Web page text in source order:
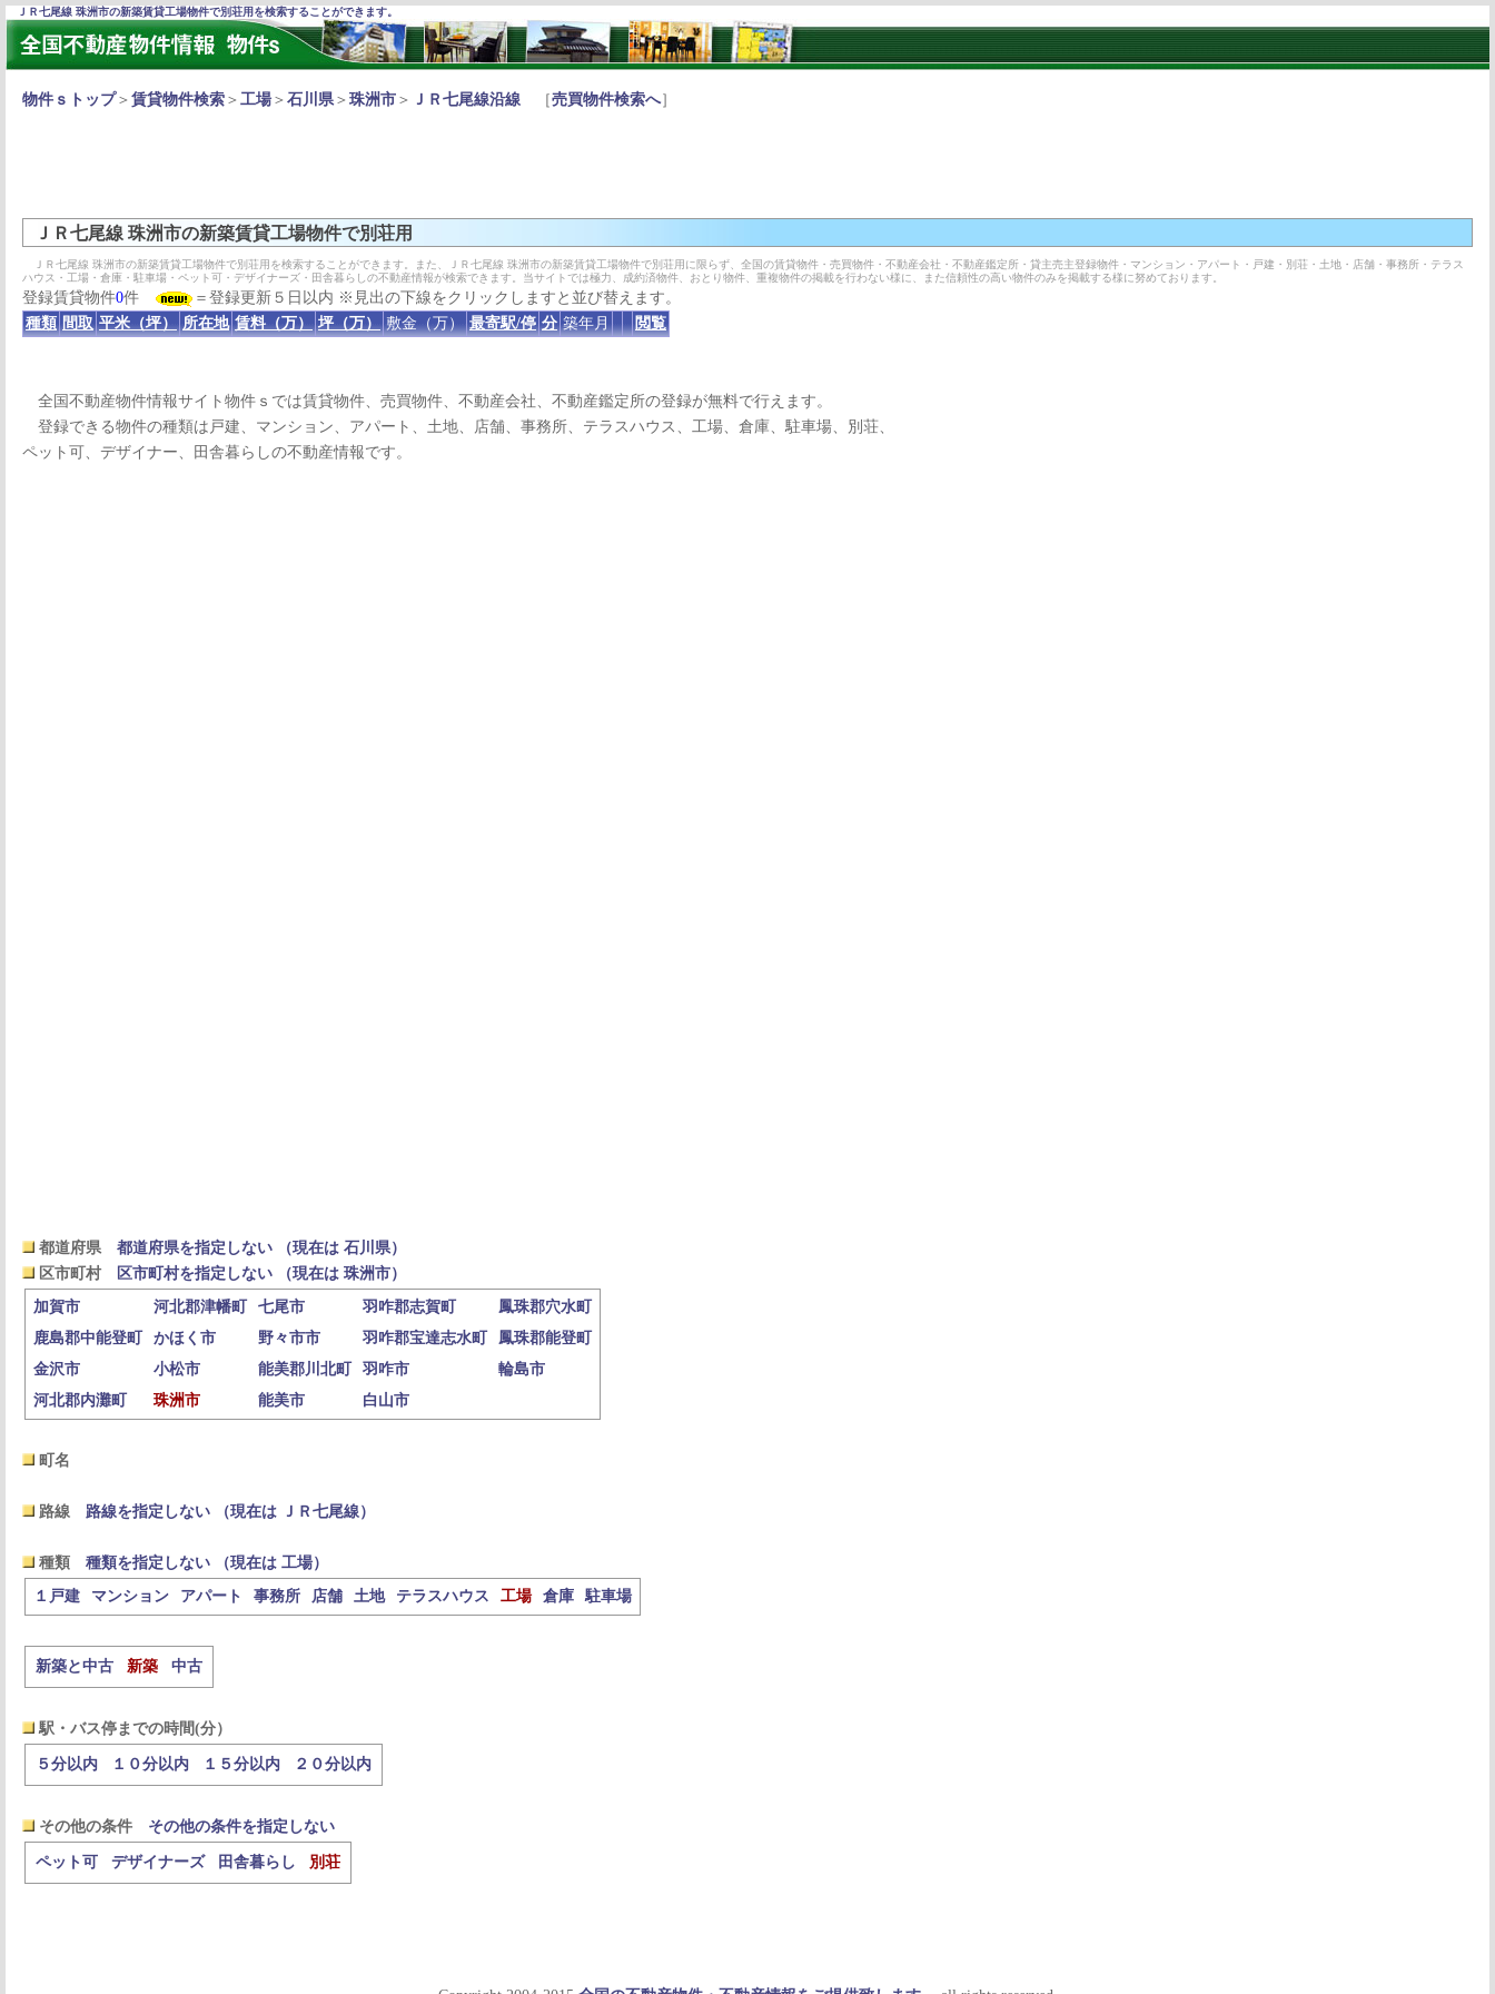
ＪＲ七尾線 珠洲市の新築賃貸工場物件で別荘用を検索することができます。
物件ｓトップ＞ 賃貸物件検索 ＞ 工場 ＞ 石川県＞ 珠洲市 ＞ ＪＲ七尾線沿線 ［売買物件検索へ］
ＪＲ七尾線 珠洲市の新築賃貸工場物件で別荘用
ＪＲ七尾線 珠洲市の新築賃貸工場物件で別荘用を検索することができます。また、ＪＲ七尾線 珠洲市の新築賃貸工場物件で別荘用に限らず、全国の賃貸物件・売買物件・不動産会社・不動産鑑定所・貸主売主登録物件・マンション・アパート・戸建・別荘・土地・店舗・事務所・テラス
ハウス・工場・倉庫・駐車場・ペット可・デザイナーズ・田舎暮らしの不動産情報が検索できます。当サイトでは極力、成約済物件、おとり物件、重複物件の掲載を行わない様に、また信頼性の高い物件のみを掲載する様に努めております。
登録賃貸物件0件
＝登録更新５日以内 ※見出の下線をクリックしますと並び替えます。
種類 間取 平米（坪） 所在地 賃料（万） 坪（万） 敷金（万） 最寄駅/停 分 築年月 閲覧
全国不動産物件情報サイト物件ｓでは賃貸物件、売買物件、不動産会社、不動産鑑定所の登録が無料で行えます。
登録できる物件の種類は戸建、マンション、アパート、土地、店舗、事務所、テラスハウス、工場、倉庫、駐車場、別荘、
ペット可、デザイナー、田舎暮らしの不動産情報です。
都道府県
都道府県を指定しない （現在は 石川県）
区市町村
区市町村を指定しない （現在は 珠洲市）
加賀市
河北郡津幡町 七尾市 羽咋郡志賀町
鳳珠郡穴水町
鹿島郡中能登町
かほく市 野々市市 羽咋郡宝達志水町
鳳珠郡能登町
金沢市
小松市 能美郡川北町 羽咋市
輪島市
河北郡内灘町
珠洲市 能美市 白山市
町名
路線 路線を指定しない （現在は ＪＲ七尾線）
種類
種類を指定しない （現在は 工場）
１戸建
マンション アパート 事務所 店舗 土地 テラスハウス 工場 倉庫 駐車場
新築と中古 新築 中古
駅・バス停までの時間(分）
５分以内 １０分以内 １５分以内 ２０分以内
その他の条件 その他の条件を指定しない
ペット可 デザイナーズ 田舎暮らし 別荘